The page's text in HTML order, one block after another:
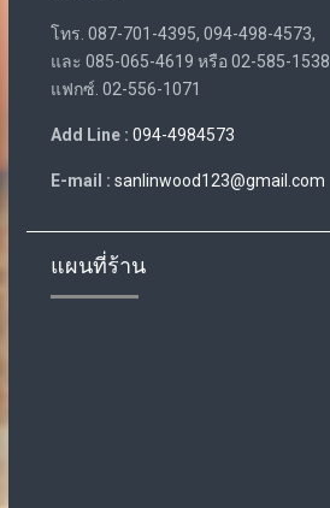
โทร. 087-701-4395, 094-498-4573,
และ 085-065-4619 หรือ 02-585-1538
แฟกซ์. 02-556-1071
Add Line : 094-4984573
E-mail : sanlinwood123@gmail.com
แผนที่ร้าน